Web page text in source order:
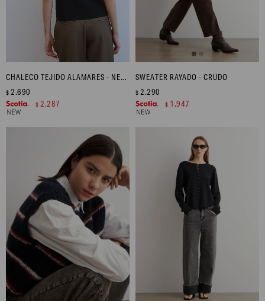
CHALECO TEJIDO ALAMARES - NEGRO
$ 2.690
$ 2.287
SWEATER RAYADO - CRUDO
$ 2.290
$ 1.947